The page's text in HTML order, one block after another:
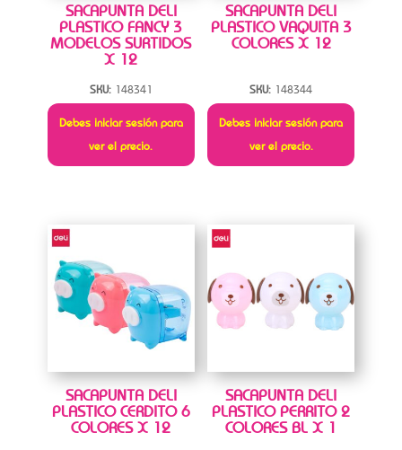
SACAPUNTA DELI
PLASTICO FANCY 3
MODELOS SURTIDOS
X 12
SKU: 148341
Debes iniciar sesión para
ver el precio.
SACAPUNTA DELI
PLASTICO VAQUITA 3
COLORES X 12
SKU: 148344
Debes iniciar sesión para
ver el precio.
SACAPUNTA DELI
PLASTICO CERDITO 6
COLORES X 12
SACAPUNTA DELI
PLASTICO PERRITO 2
COLORES BL X 1